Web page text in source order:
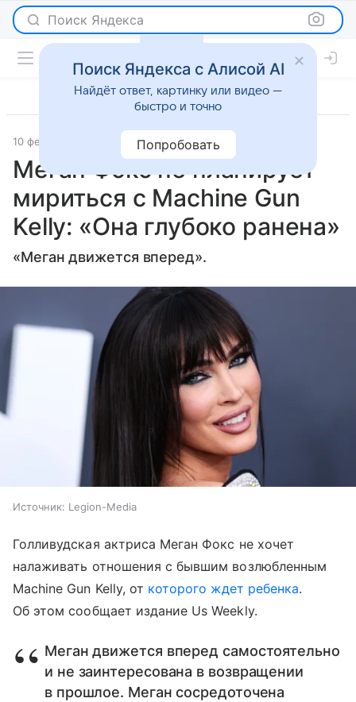
Поиск Яндекса
10 февраля 2025 Газета.Ру Светская жизнь
Меган Фокс не планирует
мириться с Machine Gun
Kelly: «Она глубоко ранена»
«Меган движется вперед».
Источник: Legion-Media
Голливудская актриса Меган Фокс не хочет
налаживать отношения с бывшим возлюбленным
Machine Gun Kelly, от которого ждет ребенка.
Об этом сообщает издание Us Weekly.
Меган движется вперед самостоятельно
и не заинтересована в возвращении
в прошлое. Меган сосредоточена
Поиск Яндекса с Алисой AI
Найдёт ответ, картинку или видео —
быстро и точно
Попробовать